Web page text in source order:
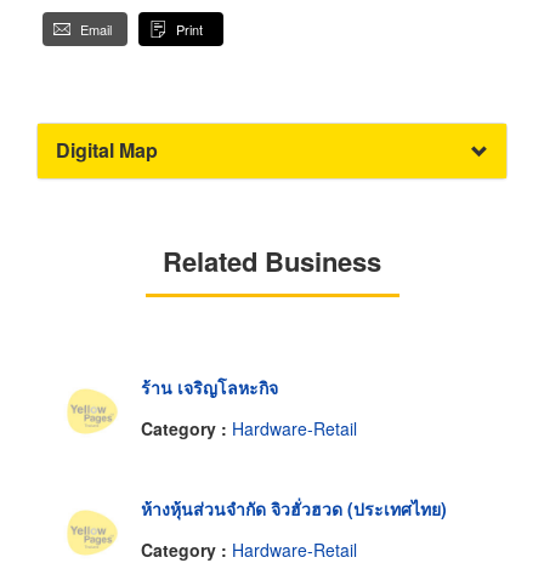
Email Print
Digital Map
Related Business
ร้าน เจริญโลหะกิจ
Category : Hardware-Retail
ห้างหุ้นส่วนจำกัด จิวฮั่วฮวด (ประเทศไทย)
Category : Hardware-Retail